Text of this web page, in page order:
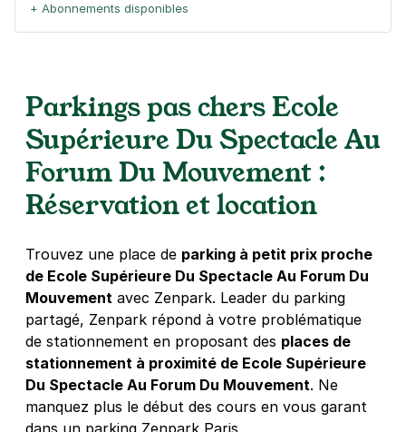
+ Abonnements disponibles
Parkings pas chers Ecole
Supérieure Du Spectacle Au
Forum Du Mouvement :
Réservation et location
Trouvez une place de parking à petit prix proche
de Ecole Supérieure Du Spectacle Au Forum Du
Mouvement avec Zenpark. Leader du parking
partagé, Zenpark répond à votre problématique
de stationnement en proposant des places de
stationnement à proximité de Ecole Supérieure
Du Spectacle Au Forum Du Mouvement. Ne
manquez plus le début des cours en vous garant
dans un parking Zenpark Paris.